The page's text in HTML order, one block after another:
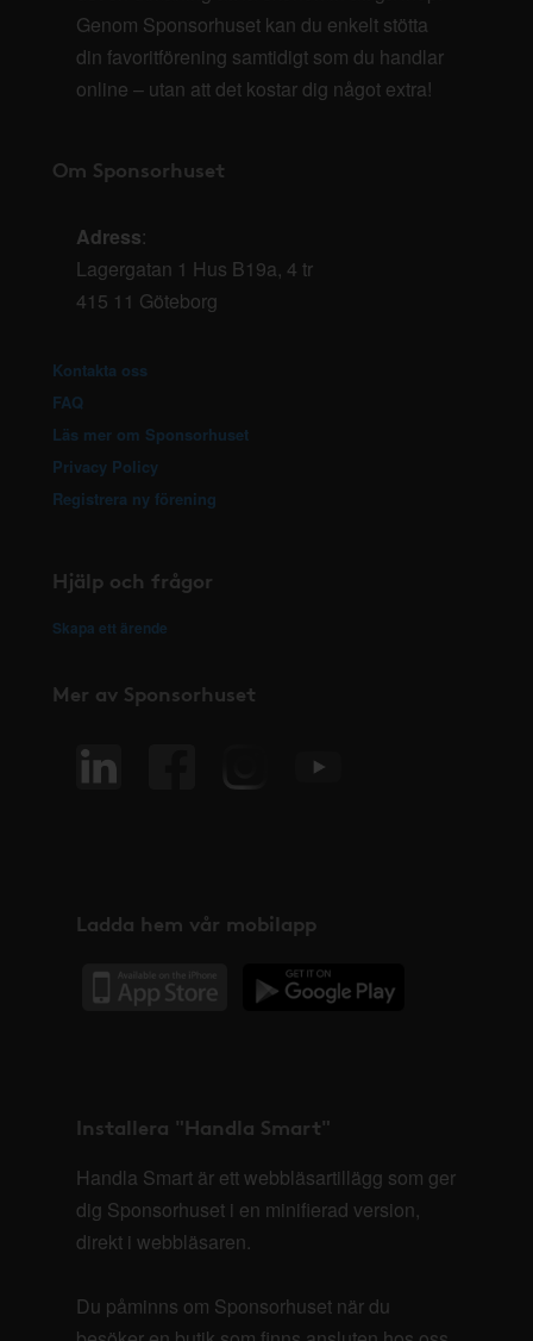
Genom Sponsorhuset kan du enkelt stötta
din favoritförening samtidigt som du handlar
online – utan att det kostar dig något extra!
Om Sponsorhuset
Adress:
Lagergatan 1 Hus B19a, 4 tr
415 11 Göteborg
Kontakta oss
FAQ
Läs mer om Sponsorhuset
Privacy Policy
Registrera ny förening
Hjälp och frågor
Skapa ett ärende
Mer av Sponsorhuset
Ladda hem vår mobilapp
Installera "Handla Smart"
Handla Smart är ett webbläsartillägg som ger
dig Sponsorhuset i en minifierad version,
direkt i webbläsaren.
Du påminns om Sponsorhuset när du